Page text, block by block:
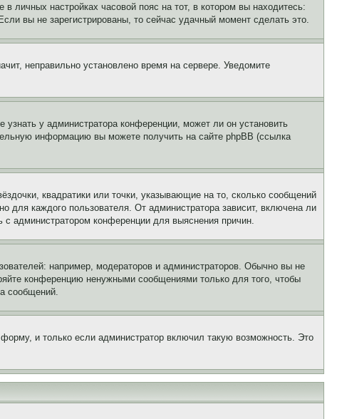
личных настройках часовой пояс на тот, в котором вы находитесь:
вы не зарегистрированы, то сейчас удачный момент сделать это.
неправильно установлено время на сервере. Уведомите
у администратора конференции, может ли он установить
информацию вы можете получить на сайте phpBB (ссылка
квадратики или точки, указывающие на то, сколько сообщений
для каждого пользователя. От администратора зависит, включена ли
с администратором конференции для выяснения причин.
например, модераторов и администраторов. Обычно вы не
конференцию ненужными сообщениями только для того, чтобы
сообщений.
и только если администратор включил такую возможность. Это